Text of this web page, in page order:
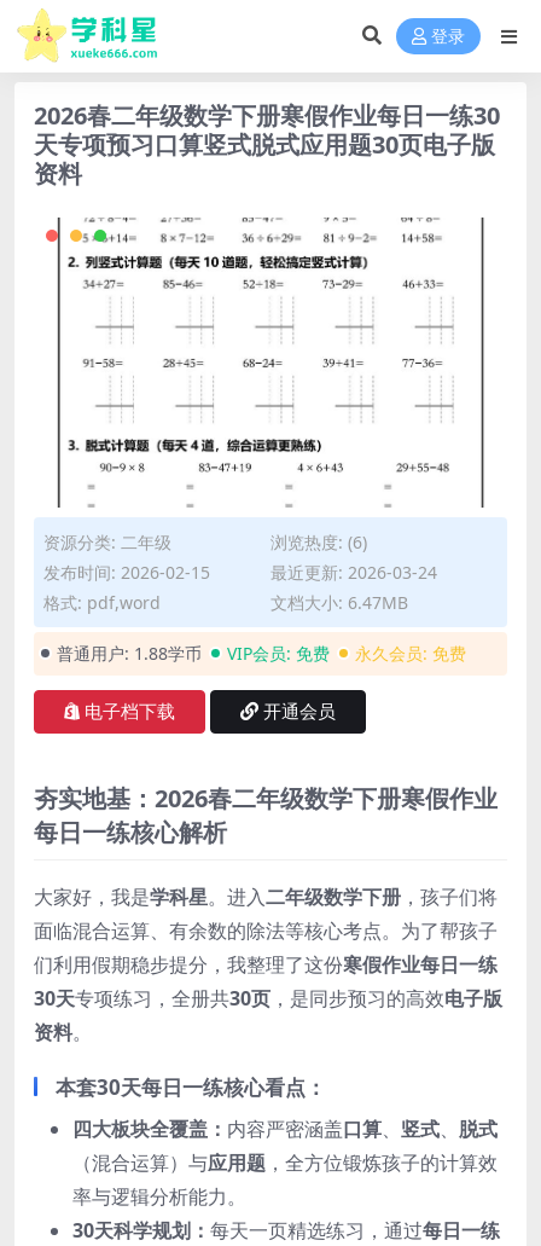
登录
2026春二年级数学下册寒假作业每日一练30
天专项预习口算竖式脱式应用题30页电子版
资料
资源分类: 二年级
浏览热度: (6)
发布时间: 2026-02-15
最近更新: 2026-03-24
格式: pdf,word
文档大小: 6.47MB
普通用户: 1.88学币 VIP会员: 免费 永久会员: 免费
电子档下载 开通会员
夯实地基：2026春二年级数学下册寒假作业
每日一练核心解析
大家好，我是学科星。进入二年级数学下册 ，孩子们将
面临混合运算、有余数的除法等核心考点。为了帮孩子
们利用假期稳步提分，我整理了这份寒假作业每日一练
30天专项练习，全册共30页 ，是同步预习的高效电子版
资料。
本套30天每日一练核心看点：
四大板块全覆盖： 内容严密涵盖口算、 竖式、 脱式
（混合运算）与应用题 ，全方位锻炼孩子的计算效
率与逻辑分析能力。
30天科学规划： 每天一页精选练习，通过每日一练